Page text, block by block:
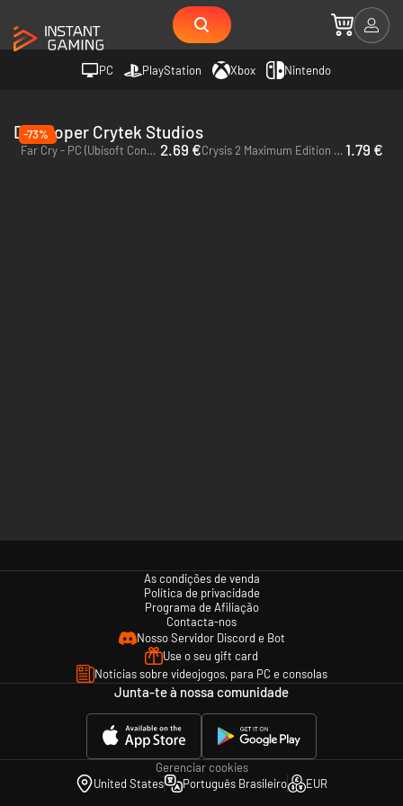
PC PlayStation Xbox Nintendo
Developer Crytek Studios
-73%
Far Cry - PC (Ubisoft Connect) 2.69 € Crysis 2 Maximum Edition - PC (EA App) 1.79 €
As condições de venda
Política de privacidade
Programa de Afiliação
Contacta-nos
Nosso Servidor Discord e Bot
Use o seu gift card
Notícias sobre videojogos, para PC e consolas
Junta-te à nossa comunidade
Gerenciar cookies
United States
Português Brasileiro EUR